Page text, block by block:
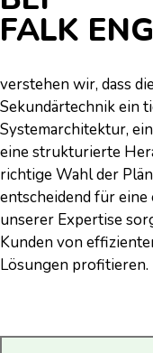
FALK
verstehen wir, dass
Sekundärtechnik ein
Systemarchitektur,
eine strukturierte
richtige Wahl der
entscheidend für
unserer Expertise
Kunden von
Lösungen profitieren.